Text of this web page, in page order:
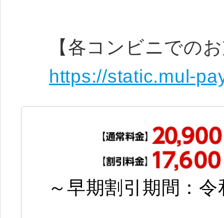
【各コンビニでの
https://static.mul-
～早期割引期間：